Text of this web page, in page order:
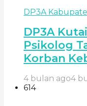
DP3A
DP3A
Psikolog
Korban
4 bulan ago4
614